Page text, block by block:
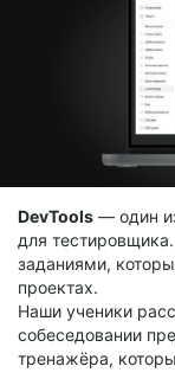
DevTools — один
для
заданиями,
проектах.
Наши ученики
собеседовании
тренажёра,